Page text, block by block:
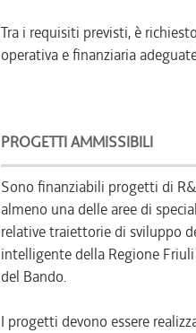
Tra i requisiti previsti, è
operativa e finanziaria
PROGETTI AMMISSIBILI
Sono finanziabili progetti di
almeno una delle aree di
relative traiettorie di sviluppo
intelligente della Regione
del Bando.
I progetti devono essere